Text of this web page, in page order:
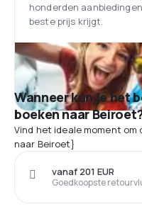
honderden
beste prijs krijgt.
Wanneer kun je het
boeken naar
Vind het ideale moment
naar Beiroet}
Goedkoopste
vanaf 201 EUR